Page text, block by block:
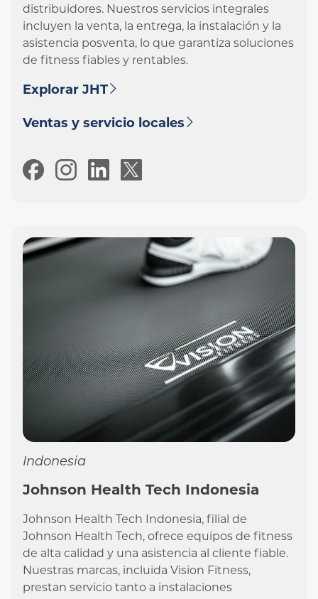
distribuidores. Nuestros servicios integrales
incluyen la venta, la entrega, la instalación y la
asistencia posventa, lo que garantiza soluciones
de fitness fiables y rentables.
Explorar JHT
Ventas y servicio locales
Indonesia
Johnson Health Tech Indonesia
Johnson Health Tech Indonesia, filial de
Johnson Health Tech, ofrece equipos de fitness
de alta calidad y una asistencia al cliente fiable.
Nuestras marcas, incluida Vision Fitness,
prestan servicio tanto a instalaciones